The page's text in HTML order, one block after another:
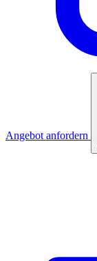
Angebot anfordern